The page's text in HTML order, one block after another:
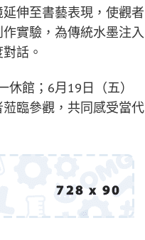
伸至書藝表現，使觀者
實驗，為傳統水墨注入
話。
館；6月19日（五）
臨參觀，共同感受當代